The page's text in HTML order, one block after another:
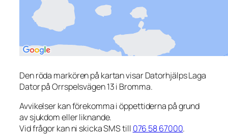
Den röda markören på kartan visar Datorhjälps Laga
Dator på Orrspelsvägen 13 i Bromma.
Avvikelser kan förekomma i öppettiderna på grund
av sjukdom eller liknande.
Vid frågor kan ni skicka SMS till 076 58 67000.